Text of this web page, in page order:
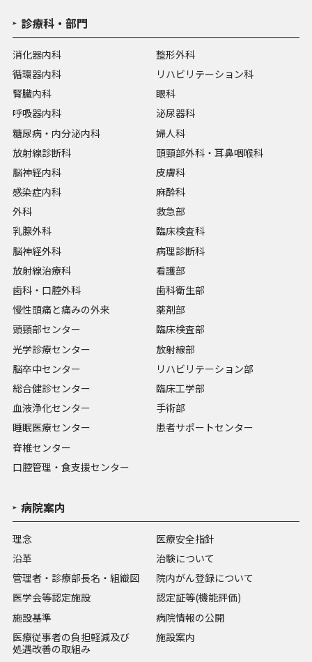
診療科・部門
消化器内科
循環器内科
腎臓内科
呼吸器内科
糖尿病・内分泌内科
放射線診断科
脳神経内科
感染症内科
外科
乳腺外科
脳神経外科
整形外科
リハビリテーション科
眼科
泌尿器科
婦人科
頭頸部外科・耳鼻咽喉科
皮膚科
麻酔科
救急部
臨床検査科
病理診断科
放射線治療科
歯科・口腔外科
慢性頭痛と痛みの外来
頭頸部センター
光学診療センター
脳卒中センター
総合健診センター
血液浄化センター
睡眠医療センター
脊椎センター
口腔管理・食支援センター
看護部
歯科衛生部
薬剤部
臨床検査部
放射線部
リハビリテーション部
臨床工学部
手術部
患者サポートセンター
病院案内
理念
沿革
管理者・診療部長名・組織図
医学会等認定施設
施設基準
医療従事者の負担軽減及び
処遇改善の取組み
医療安全指針
治験について
院内がん登録について
認定証等(機能評価)
病院情報の公開
施設案内